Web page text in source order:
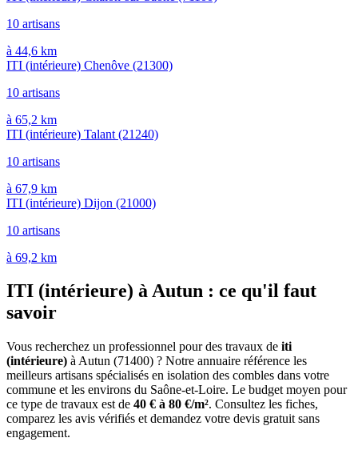
10 artisans
à 44,6 km
ITI (intérieure) Chenôve (21300)
10 artisans
à 65,2 km
ITI (intérieure) Talant (21240)
10 artisans
à 67,9 km
ITI (intérieure) Dijon (21000)
10 artisans
à 69,2 km
ITI (intérieure) à Autun : ce qu'il faut
savoir
Vous recherchez un professionnel pour des travaux de iti
(intérieure) à Autun (71400) ? Notre annuaire référence les
meilleurs artisans spécialisés en isolation des combles dans votre
commune et les environs du Saône-et-Loire. Le budget moyen pour
ce type de travaux est de 40 € à 80 €/m². Consultez les fiches,
comparez les avis vérifiés et demandez votre devis gratuit sans
engagement.